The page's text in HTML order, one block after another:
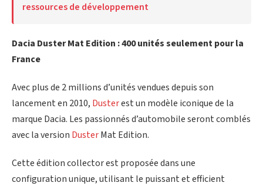
ressources de développement
Dacia Duster Mat Edition : 400 unités seulement pour la
France
Avec plus de 2 millions d’unités vendues depuis son
lancement en 2010, Dusterest un modèle iconique de la
marque Dacia. Les passionnés d’automobile seront comblés
avec la version DusterMat Edition.
Cette édition collector est proposée dans une
configuration unique, utilisant le puissant et efficient